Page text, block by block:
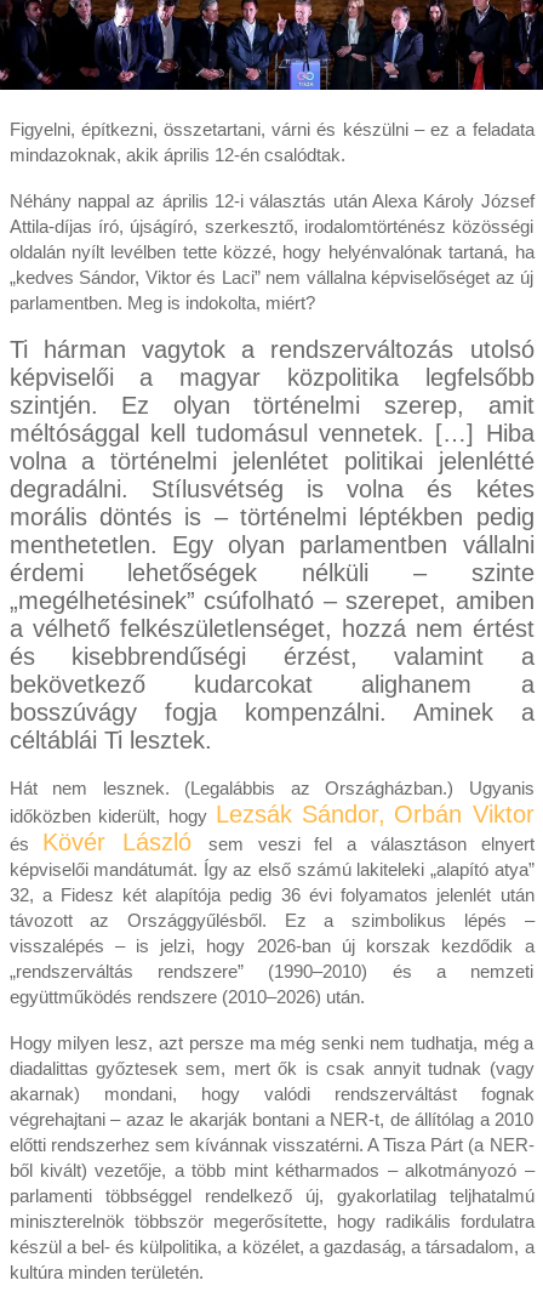
Figyelni, építkezni, összetartani, várni és készülni – ez a feladata
mindazoknak, akik április 12-én csalódtak.
Néhány nappal az április 12-i választás után Alexa Károly József
Attila-díjas író, újságíró, szerkesztő, irodalomtörténész közösségi
oldalán nyílt levélben tette közzé, hogy helyénvalónak tartaná, ha
„kedves Sándor, Viktor és Laci” nem vállalna képviselőséget az új
parlamentben. Meg is indokolta, miért?
Ti hárman vagytok a rendszerváltozás utolsó
képviselői a magyar közpolitika legfelsőbb
szintjén. Ez olyan történelmi szerep, amit
méltósággal kell tudomásul vennetek. […] Hiba
volna a történelmi jelenlétet politikai jelenlétté
degradálni. Stílusvétség is volna és kétes
morális döntés is – történelmi léptékben pedig
menthetetlen. Egy olyan parlamentben vállalni
érdemi lehetőségek nélküli – szinte
„megélhetésinek” csúfolható – szerepet, amiben
a vélhető felkészületlenséget, hozzá nem értést
és kisebbrendűségi érzést, valamint a
bekövetkező kudarcokat alighanem a
bosszúvágy fogja kompenzálni. Aminek a
céltáblái Ti lesztek.
Hát nem lesznek. (Legalábbis az Országházban.) Ugyanis
időközben kiderült, hogy Lezsák Sándor, Orbán Viktor
és Kövér László
sem veszi fel a választáson elnyert
képviselői mandátumát. Így az első számú lakiteleki „alapító atya”
32, a Fidesz két alapítója pedig 36 évi folyamatos jelenlét után
távozott az Országgyűlésből. Ez a szimbolikus lépés –
visszalépés – is jelzi, hogy 2026-ban új korszak kezdődik a
„rendszerváltás rendszere” (1990–2010) és a nemzeti
együttműködés rendszere (2010–2026) után.
Hogy milyen lesz, azt persze ma még senki nem tudhatja, még a
diadalittas győztesek sem, mert ők is csak annyit tudnak (vagy
akarnak) mondani, hogy valódi rendszerváltást fognak
végrehajtani – azaz le akarják bontani a NER-t, de állítólag a 2010
előtti rendszerhez sem kívánnak visszatérni. A Tisza Párt (a NER-
ből kivált) vezetője, a több mint kétharmados – alkotmányozó –
parlamenti többséggel rendelkező új, gyakorlatilag teljhatalmú
miniszterelnök többször megerősítette, hogy radikális fordulatra
készül a bel- és külpolitika, a közélet, a gazdaság, a társadalom, a
kultúra minden területén.